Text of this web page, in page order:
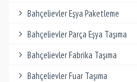
Bahçelievler Eşya Paketleme
Bahçelievler Parça Eşya Taşıma
Bahçelievler Fabrika Taşıma
Bahçelievler Fuar Taşıma